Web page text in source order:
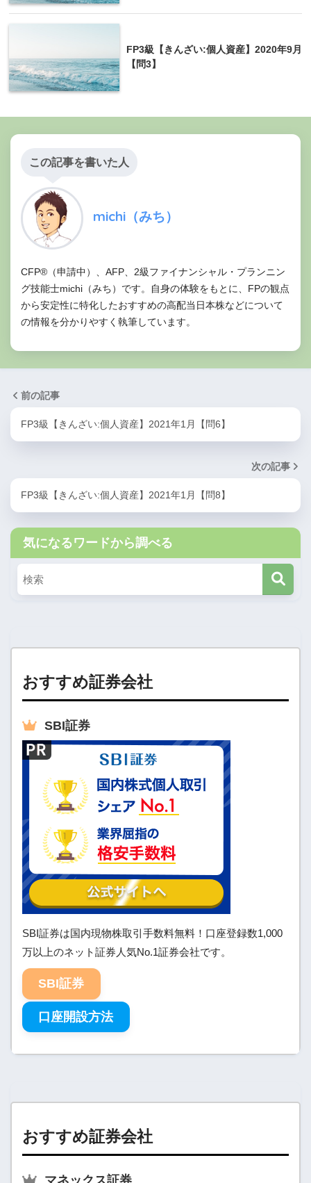
FP3級【きんざい:個人資産】2020年9月
【問3】
この記事を書いた人
michi（みち）
CFP®（申請中）、AFP、2級ファイナンシャル・プランニン
グ技能士michi（みち）です。自身の体験をもとに、FPの観点
から安定性に特化したおすすめの高配当日本株などについて
の情報を分かりやすく執筆しています。
前の記事
FP3級【きんざい:個人資産】2021年1月【問6】
次の記事
FP3級【きんざい:個人資産】2021年1月【問8】
気になるワードから調べる
おすすめ証券会社
SBI証券
SBI証券は国内現物株取引手数料無料！口座登録数1,000
万以上のネット証券人気No.1証券会社です。
SBI証券
口座開設方法
おすすめ証券会社
マネックス証券